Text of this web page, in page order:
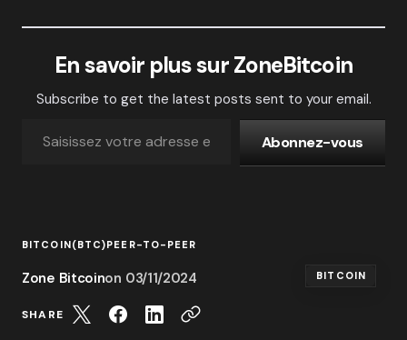
En savoir plus sur ZoneBitcoin
Subscribe to get the latest posts sent to your email.
Abonnez-vous
BITCOIN(BTC)PEER-TO-PEER
Zone Bitcoinon 03/11/2024 BITCOIN
SHARE